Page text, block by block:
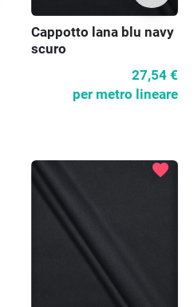
Cappotto lana blu navy
scuro
27,54 €
per metro lineare
favorite